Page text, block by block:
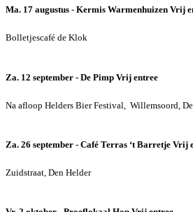
Ma. 17 augustus - Kermis Warmenhuizen Vrij
Bolletjescafé de Klok
Za. 12 september - De Pimp Vrij entree
Na afloop Helders Bier Festival, Willemsoord,
Za. 26 september - Café Terras ‘t Barretje Vrij
Zuidstraat, Den Helder